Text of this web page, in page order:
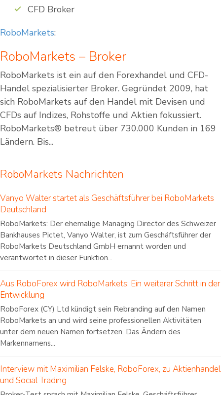
CFD Broker
RoboMarkets:
RoboMarkets – Broker
RoboMarkets ist ein auf den Forexhandel und CFD-
Handel spezialisierter Broker. Gegründet 2009, hat
sich RoboMarkets auf den Handel mit Devisen und
CFDs auf Indizes, Rohstoffe und Aktien fokussiert.
RoboMarkets® betreut über 730.000 Kunden in 169
Ländern. Bis...
RoboMarkets Nachrichten
Vanyo Walter startet als Geschäftsführer bei RoboMarkets
Deutschland
RoboMarkets: Der ehemalige Managing Director des Schweizer
Bankhauses Pictet, Vanyo Walter, ist zum Geschäftsführer der
RoboMarkets Deutschland GmbH ernannt worden und
verantwortet in dieser Funktion...
Aus RoboForex wird RoboMarkets: Ein weiterer Schritt in der
Entwicklung
RoboForex (CY) Ltd kündigt sein Rebranding auf den Namen
RoboMarkets an und wird seine professionellen Aktivitäten
unter dem neuen Namen fortsetzen. Das Ändern des
Markennamens...
Interview mit Maximilian Felske, RoboForex, zu Aktienhandel
und Social Trading